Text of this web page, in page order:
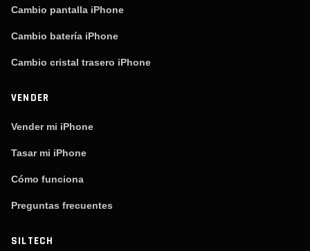
Cambio pantalla iPhone
Cambio batería iPhone
Cambio cristal trasero iPhone
VENDER
Vender mi iPhone
Tasar mi iPhone
Cómo funciona
Preguntas frecuentes
SILTECH